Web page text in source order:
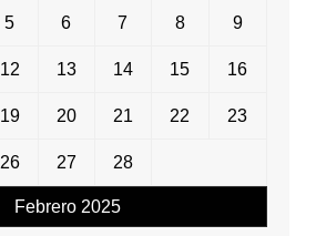
Febrero 2025
5 6 7 8 9
12 13 14 15 16
19 20 21 22 23
26 27 28